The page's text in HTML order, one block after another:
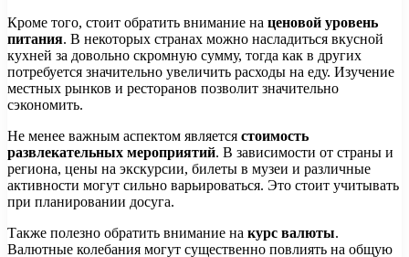
Кроме того, стоит обратить внимание на ценовой уровень
питания. В некоторых странах можно насладиться вкусной
кухней за довольно скромную сумму, тогда как в других
потребуется значительно увеличить расходы на еду. Изучение
местных рынков и ресторанов позволит значительно
сэкономить.
Не менее важным аспектом является стоимость
развлекательных мероприятий. В зависимости от страны и
региона, цены на экскурсии, билеты в музеи и различные
активности могут сильно варьироваться. Это стоит учитывать
при планировании досуга.
Также полезно обратить внимание на курс валюты.
Валютные колебания могут существенно повлиять на общую